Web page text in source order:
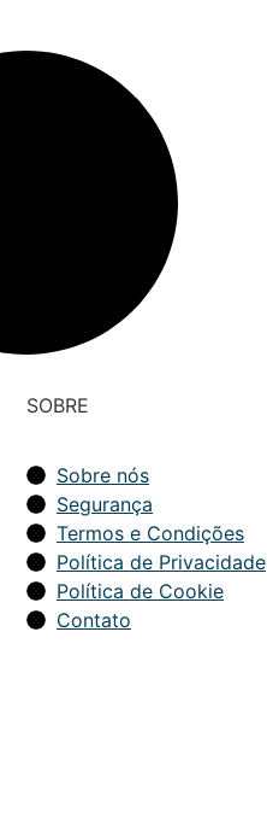
SOBRE
Sobre nós
Segurança
Termos e Condições
Política de Privacidade
Política de Cookie
Contato